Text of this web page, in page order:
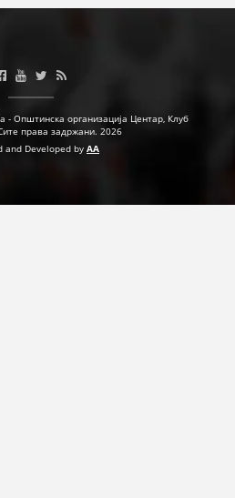
- Општинска организација Центар, Клуб
права задржани. 2026
and Developed by AA